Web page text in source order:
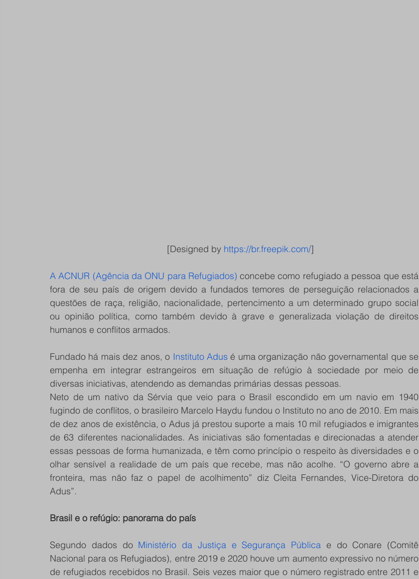
                                               [Designed by
https://br.freepik.com/]
A ACNUR (Agência da ONU para Refugiados) concebe como refugiado a pessoa que está
fora de seu país de origem devido a fundados temores de perseguição relacionados a
questões de raça, religião, nacionalidade, pertencimento a um determinado grupo social
ou opinião política, como também devido à grave e generalizada violação de direitos
humanos e conflitos armados.
Fundado há mais dez anos, o Instituto Adus é uma organização não governamental que se
empenha em integrar estrangeiros em situação de refúgio à sociedade por meio de
diversas iniciativas, atendendo as demandas primárias dessas pessoas.
Neto de um nativo da Sérvia que veio para o Brasil escondido em um navio em 1940
fugindo de conflitos, o brasileiro Marcelo Haydu fundou o Instituto no ano de 2010. Em mais
de dez anos de existência, o Adus já prestou suporte a mais 10 mil refugiados e imigrantes
de 63 diferentes nacionalidades. As iniciativas são fomentadas e direcionadas a atender
essas pessoas de forma humanizada, e têm como princípio o respeito às diversidades e o
olhar sensível a realidade de um país que recebe, mas não acolhe. “O governo abre a
fronteira, mas não faz o papel de acolhimento” diz Cleita Fernandes, Vice-Diretora do
Adus”.
Brasil e o refúgio: panorama do país
Segundo dados do Ministério da Justiça e Segurança Pública e do Conare (Comitê
Nacional para os Refugiados), entre 2019 e 2020 houve um aumento expressivo no número
de refugiados recebidos no Brasil. Seis vezes maior que o número registrado entre 2011 e